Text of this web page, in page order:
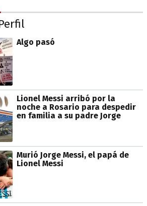
Algo pasó
Lionel Messi arribó por la
noche a Rosario para despedir
en familia a su padre Jorge
Murió Jorge Messi, el papá de
Lionel Messi